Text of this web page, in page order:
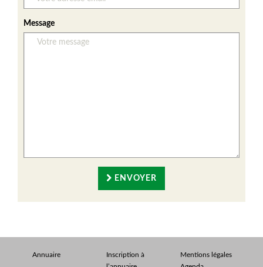
Message
ENVOYER
Annuaire
Inscription à
Mentions légales